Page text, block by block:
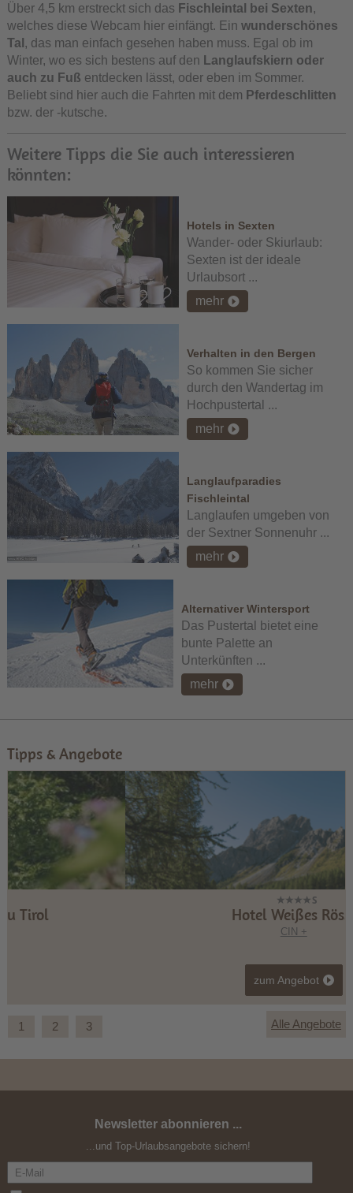
Über 4,5 km erstreckt sich das Fischleintal bei Sexten,
welches diese Webcam hier einfängt. Ein wunderschönes
Tal , das man einfach gesehen haben muss. Egal ob im
Winter, wo es sich bestens auf den Langlaufskiern oder
auch zu Fuß entdecken lässt, oder eben im Sommer.
Beliebt sind hier auch die Fahrten mit dem Pferdeschlitten
bzw. der -kutsche.
Weitere Tipps die Sie auch interessieren
könnten:
Hotels in Sexten
Wander- oder Skiurlaub:
Sexten ist der ideale
Urlaubsort ...
mehr
Verhalten in den Bergen
So kommen Sie sicher
durch den Wandertag im
Hochpustertal ...
mehr
Langlaufparadies
Fischleintal
Langlaufen umgeben von
der Sextner Sonnenuhr ...
mehr
Alternativer Wintersport
Das Pustertal bietet eine
bunte Palette an
Unterkünften ...
mehr
Tipps & Angebote
Hotel Weißes Rössl
Mountain & Relax
1 2 3 Alle Angebote
Newsletter abonnieren ...
...und Top-Urlaubsangebote sichern!